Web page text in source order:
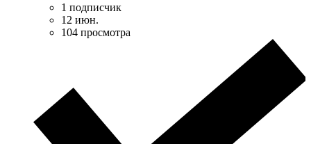
1 подписчик
12 июн.
104 просмотра